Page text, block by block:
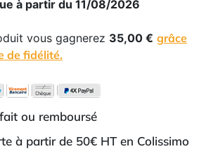
à partir du 11/08/2026
vous gagnerez 35,00 € grâce
de fidélité.
ou remboursé
à partir de 50€ HT en Colissimo